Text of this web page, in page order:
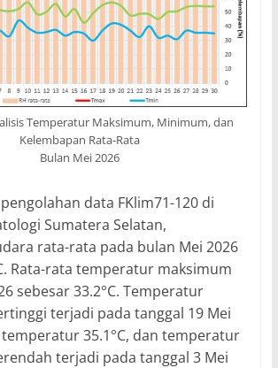
Temperatur Maksimum, Minimum, dan
Kelembapan Rata-Rata
Bulan Mei 2026
data FKlim71-120 di
Sumatera Selatan,
rata-rata pada bulan Mei 2026
Rata-rata temperatur maksimum
sebesar 33.2°C. Temperatur
terjadi pada tanggal 19 Mei
35.1°C, dan temperatur
terjadi pada tanggal 3 Mei